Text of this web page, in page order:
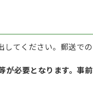
してください。郵送での
が必要となります。事前